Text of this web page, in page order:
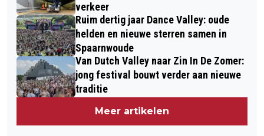
verkeer
Ruim dertig jaar Dance Valley: oude
helden en nieuwe sterren samen in
Spaarnwoude
Van Dutch Valley naar Zin In De Zomer:
jong festival bouwt verder aan nieuwe
traditie
Meer artikelen